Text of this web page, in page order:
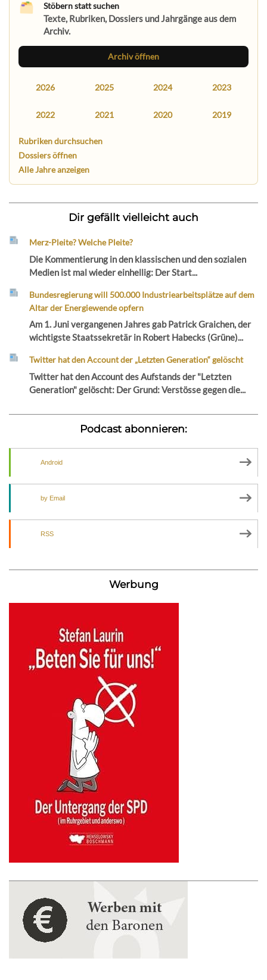
Stöbern statt suchen
Texte, Rubriken, Dossiers und Jahrgänge aus dem
Archiv.
Archiv öffnen
2026 2025 2024 2023
2022 2021 2020 2019
Rubriken durchsuchen
Dossiers öffnen
Alle Jahre anzeigen
Dir gefällt vielleicht auch
Merz-Pleite? Welche Pleite?
Die Kommentierung in den klassischen und den sozialen
Medien ist mal wieder einhellig: Der Start...
Bundesregierung will 500.000 Industriearbeitsplätze auf dem
Altar der Energiewende opfern
Am 1. Juni vergangenen Jahres gab Patrick Graichen, der
wichtigste Staatssekretär in Robert Habecks (Grüne)...
Twitter hat den Account der „Letzten Generation“ gelöscht
Twitter hat den Account des Aufstands der "Letzten
Generation" gelöscht: Der Grund: Verstösse gegen die...
Podcast abonnieren:
Android
by Email
RSS
Werbung